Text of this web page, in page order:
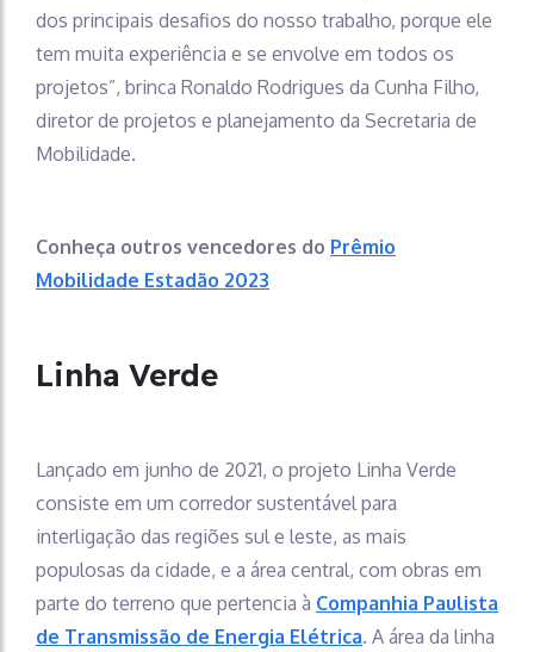
dos principais desafios do nosso trabalho, porque ele
tem muita experiência e se envolve em todos os
projetos”, brinca Ronaldo Rodrigues da Cunha Filho,
diretor de projetos e planejamento da Secretaria de
Mobilidade.
Conheça outros vencedores do Prêmio
Mobilidade Estadão 2023
Linha Verde
Lançado em junho de 2021, o projeto Linha Verde
consiste em um corredor sustentável para
interligação das regiões sul e leste, as mais
populosas da cidade, e a área central, com obras em
parte do terreno que pertencia à Companhia Paulista
de Transmissão de Energia Elétrica. A área da linha